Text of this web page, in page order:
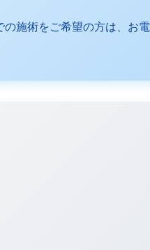
施術をご希望の方は、お電